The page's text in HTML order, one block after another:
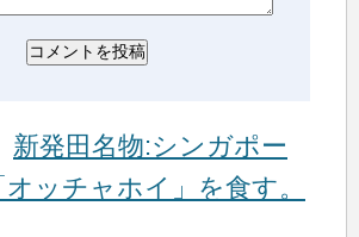
新発田名物:シンガポー
ッチャホイ」を食す。